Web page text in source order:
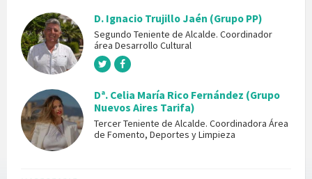
D. Ignacio Trujillo Jaén (Grupo PP)
Segundo Teniente de Alcalde. Coordinador
área Desarrollo Cultural
Dª. Celia María Rico Fernández (Grupo
Nuevos Aires Tarifa)
Tercer Teniente de Alcalde. Coordinadora Área
de Fomento, Deportes y Limpieza